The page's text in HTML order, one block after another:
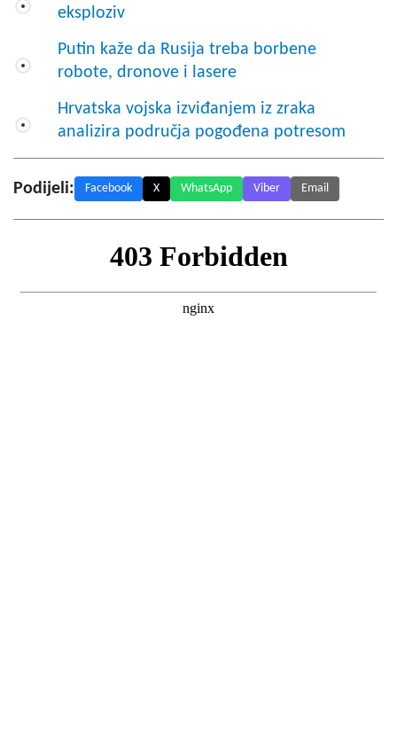
eksploziv
Putin kaže da Rusija treba borbene
robote, dronove i lasere
Hrvatska vojska izviđanjem iz zraka
analizira područja pogođena potresom
Podijeli: Facebook X WhatsApp Viber Email